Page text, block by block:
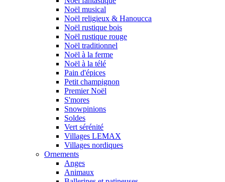
Noël musical
Noël religieux & Hanoucca
Noël rustique bois
Noël rustique rouge
Noël traditionnel
Noël à la ferme
Noël à la télé
Pain d'épices
Petit champignon
Premier Noël
S'mores
Snowpinions
Soldes
Vert sérénité
Villages LEMAX
Villages nordiques
Ornements
Anges
Animaux